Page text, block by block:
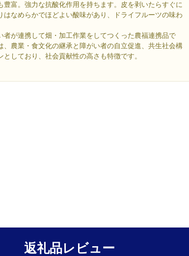
豊富。強力な抗酸化作用を持ちます。皮を剥いたらすぐに
はなめらかでほどよい酸味があり、ドライフルーツの味わ
者が連携して畑・加工作業をしてつくった農福連携品で
、農業・食文化の継承と障がい者の自立促進、共生社会構
としており、社会貢献性の高さも特徴です。
返礼品レビュー